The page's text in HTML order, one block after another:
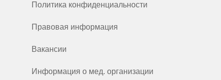
Информация о мед. организации
Вакансии
Правовая информация
Политика конфиденциальности